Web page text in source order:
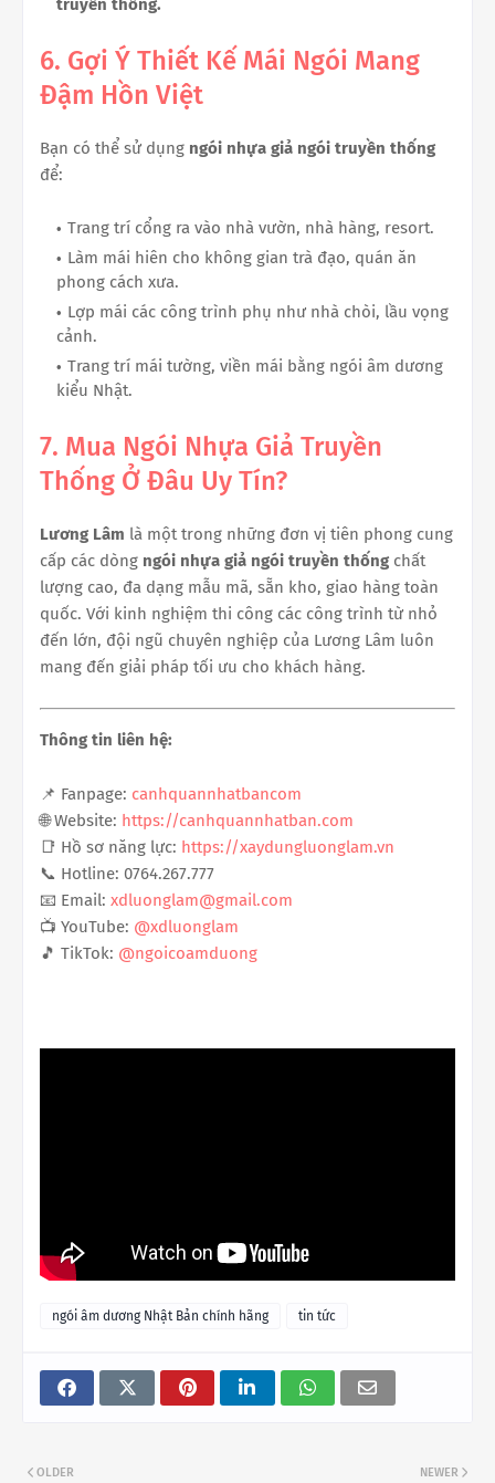
6. Gợi Ý Thiết Kế Mái Ngói Mang
Đậm Hồn Việt
Bạn có thể sử dụng ngói nhựa giả ngói truyền thống
để:
Trang trí cổng ra vào nhà vườn, nhà hàng, resort.
Làm mái hiên cho không gian trà đạo, quán ăn
phong cách xưa.
Lợp mái các công trình phụ như nhà chòi, lầu vọng
cảnh.
Trang trí mái tường, viền mái bằng ngói âm dương
kiểu Nhật.
7. Mua Ngói Nhựa Giả Truyền
Thống Ở Đâu Uy Tín?
Lương Lâm là một trong những đơn vị tiên phong cung
cấp các dòng ngói nhựa giả ngói truyền thống chất
lượng cao, đa dạng mẫu mã, sẵn kho, giao hàng toàn
quốc. Với kinh nghiệm thi công các công trình từ nhỏ
đến lớn, đội ngũ chuyên nghiệp của Lương Lâm luôn
mang đến giải pháp tối ưu cho khách hàng.
Thông tin liên hệ:
📌 Fanpage: canhquannhatbancom
🌐 Website: https://canhquannhatban.com
📑 Hồ sơ năng lực: https://xaydungluonglam.vn
📞 Hotline: 0764.267.777
📧 Email: xdluonglam@gmail.com
📺 YouTube: @xdluonglam
🎵 TikTok: @ngoicoamduong
ngói âm dương Nhật Bản chính hãng tin tức
NEWER
OLDER